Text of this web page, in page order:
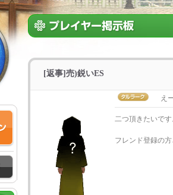
[返事]売)鋭いES
え
二つ頂きたいです
フレンド登録の